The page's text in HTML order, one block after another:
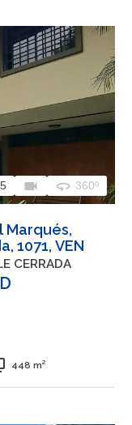
videocam 360 360º
Marqués,
1071, VEN
CERRADA
448 m²